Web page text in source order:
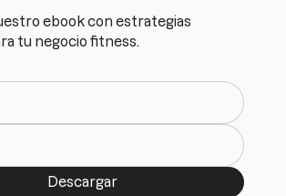
ebook con estrategias
tu negocio fitness.